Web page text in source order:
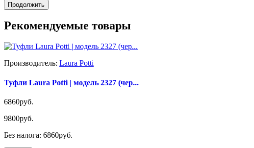
Продолжить
Рекомендуемые товары
Производитель: Laura Potti
Туфли Laura Potti | модель 2327 (чер...
6860руб.
9800руб.
Без налога: 6860руб.